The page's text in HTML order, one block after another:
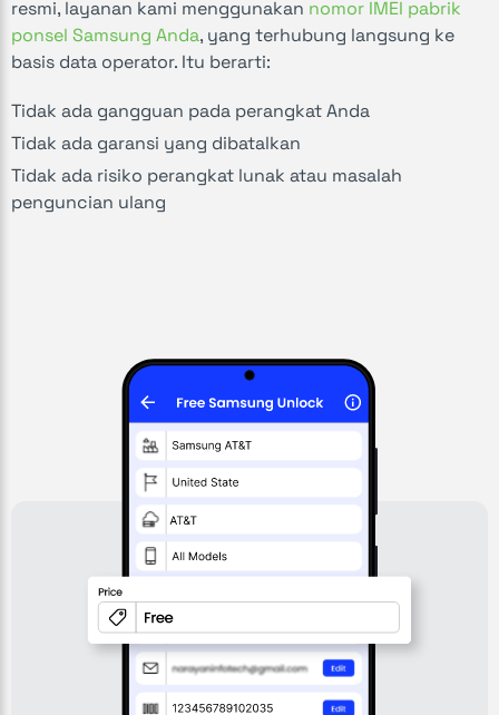
resmi, layanan kami menggunakan nomor IMEI pabrik
ponsel Samsung Anda, yang terhubung langsung ke
basis data operator. Itu berarti:
Tidak ada gangguan pada perangkat Anda
Tidak ada garansi yang dibatalkan
Tidak ada risiko perangkat lunak atau masalah
penguncian ulang